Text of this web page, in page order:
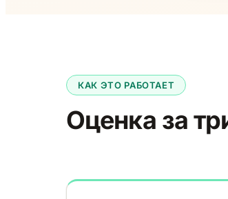
КАК ЭТО РАБОТАЕТ
Оценка за